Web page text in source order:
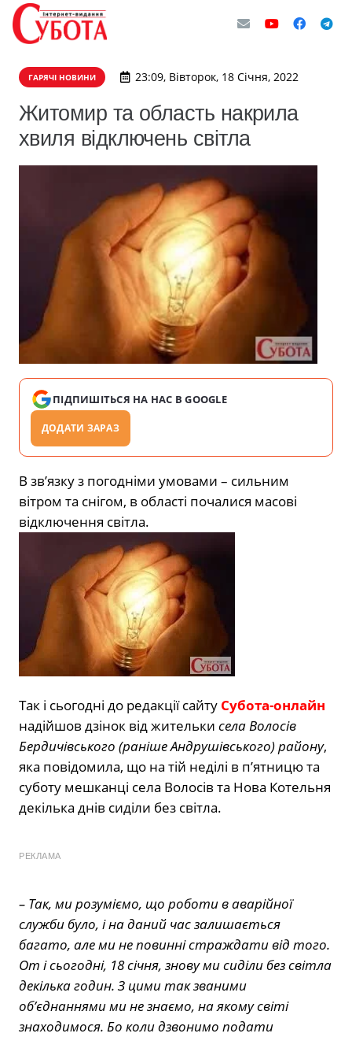
ГАРЯЧІ НОВИНИ 23:09, Вівторок, 18 Січня, 2022
Житомир та область накрила
хвиля відключень світла
ПІДПИШІТЬСЯ НА НАС В GOOGLE
ДОДАТИ ЗАРАЗ
В зв’язку з погодніми умовами – сильним
вітром та снігом, в області почалися масові
відключення світла.
Так і сьогодні до редакції сайту Субота-онлайн
надійшов дзінок від жительки села Волосів
Бердичівського (раніше Андрушівського) району,
яка повідомила, що на тій неділі в п’ятницю та
суботу мешканці села Волосів та Нова Котельня
декілька днів сиділи без світла.
РЕКЛАМА
– Так, ми розуміємо, що роботи в аварійної
служби було, і на даний час залишається
багато, але ми не повинні страждати від того.
От і сьогодні, 18 січня, знову ми сиділи без світла
декілька годин. З цими так званими
об’єднаннями ми не знаємо, на якому світі
знаходимося. Бо коли дзвонимо подати